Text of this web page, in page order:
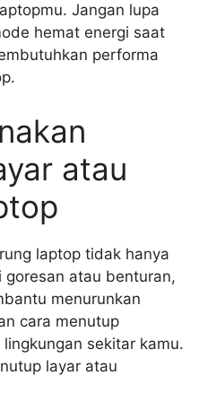
Jangan lupa
hemat energi saat
performa
atau
laptop tidak hanya
atau benturan,
menurunkan
cara menutup
sekitar kamu.
layar atau